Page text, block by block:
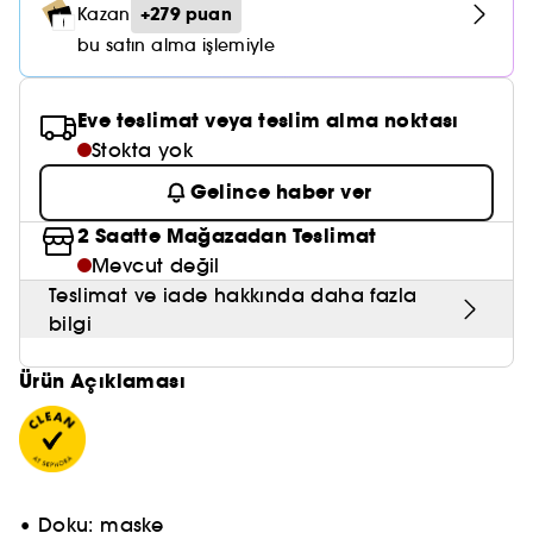
Maske
Cilt Bakım Setleri
Saç Bakım Setleri
Okyanus Esansı
Nemlendirici Bakım
Kızarıklık için Bakım
Sıkılaştırıcı ve Lifting Etkili Bakım
Cilt Tonu Eşitsizliği için Bakım
Gözenek Karşıtı
Işıltı Veren Bakım
Karma ve Yağlı Saçlar
CHAMPO
GHD
LE MONDE GOURMAND
SOL DE JANEIRO
ERBORIAN
KÉRASTASE
TANGLE TEEZER
K18
KAYALI
SUPERGOOP!
OUAI
KAYALI
LE MONDE GOURMAND
Kazan +279 puan
bu satın alma işlemiyle
Eve teslimat veya teslim alma noktası
Stokta yok
Gelince haber ver
2 Saatte Mağazadan Teslimat
Mevcut değil
Teslimat ve iade hakkında daha fazla
bilgi
Ürün Açıklaması
• Doku: maske